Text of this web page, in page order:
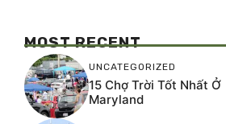
MOST RECENT
UNCATEGORIZED
15 Chợ Trời Tốt Nhất Ở
Maryland